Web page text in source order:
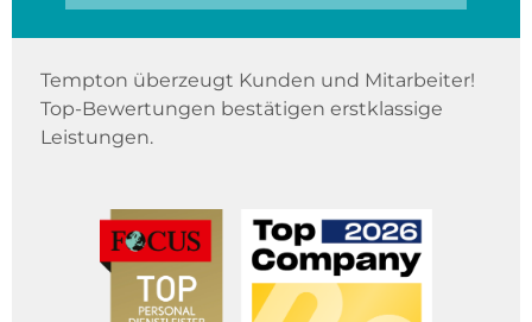
Tempton überzeugt Kunden und Mitarbeiter!
Top-Bewertungen bestätigen erstklassige
Leistungen.